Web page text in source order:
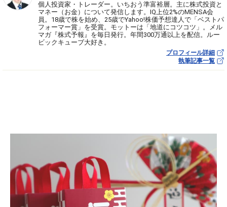
個人投資家・トレーダー。いちおう準富裕層。主に株式投資と
マネー（お金）について発信します。IQ上位2%のMENSA会
員。18歳で株を始め、25歳でYahoo!株価予想達人で「ベストパ
フォーマー賞」を受賞。モットーは「地道にコツコツ」。メル
マガ『株式予報』を毎日発行。年間300万通以上を配信。ルー
ビックキューブ大好き。
プロフィール詳細
執筆記事一覧